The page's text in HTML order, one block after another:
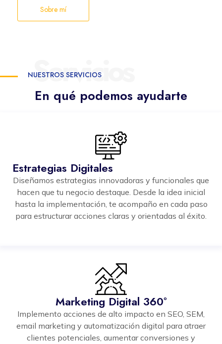
Sobre mí
NUESTROS SERVICIOS
Servicios
En qué podemos ayudarte
Estrategias Digitales
Diseñamos estrategias innovadoras y funcionales que
hacen que tu negocio destaque. Desde la idea inicial
hasta la implementación, te acompaño en cada paso
para estructurar acciones claras y orientadas al éxito.
Marketing Digital 360º
Implemento acciones de alto impacto en SEO, SEM,
email marketing y automatización digital para atraer
clientes potenciales, aumentar conversiones y